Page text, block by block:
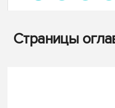
Страницы